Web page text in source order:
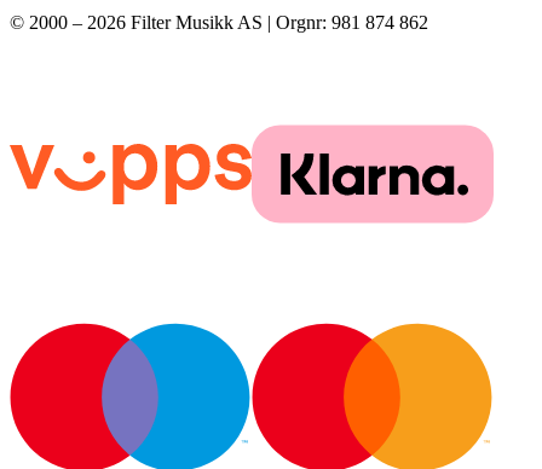
© 2000 – 2026 Filter Musikk AS | Orgnr: 981 874 862